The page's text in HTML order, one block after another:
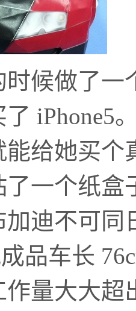
候做了一
iPhone5
给她买个
一个纸盒
迪不可同
品车长
作量大大